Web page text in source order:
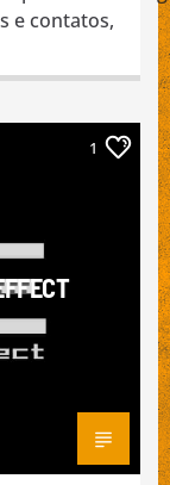
e contatos,
1